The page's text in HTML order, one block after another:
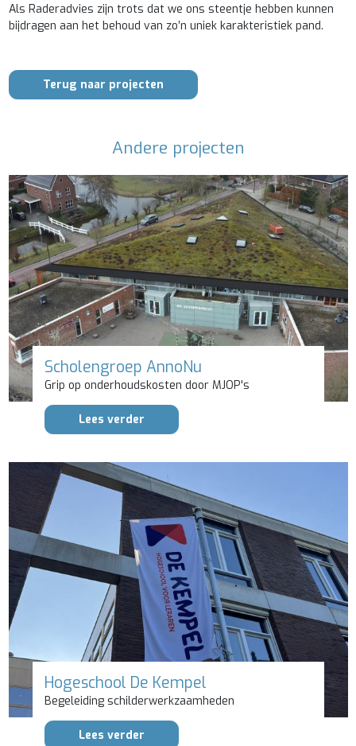
Als Raderadvies zijn trots dat we ons steentje hebben kunnen
bijdragen aan het behoud van zo’n uniek karakteristiek pand.
Terug naar projecten
Andere projecten
Scholengroep AnnoNu
Grip op onderhoudskosten door MJOP's
Lees verder
Hogeschool De Kempel
Begeleiding schilderwerkzaamheden
Lees verder